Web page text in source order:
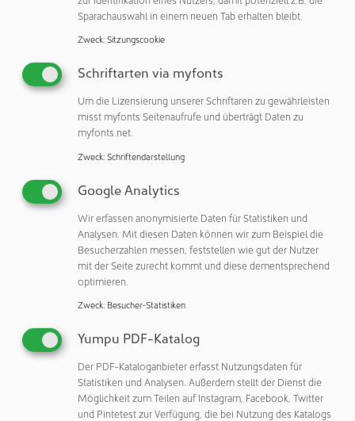
klinischen Studien von Bayer werden auch in China
durchgeführt, sowohl in den frühen als auch in den späten
Bayer mit führenden akademischen Einrichtungen wie der
Tsinghua-Universität und der Peking-Universität
zusammen, um die Umsetzung früher
Forschungsergebnisse in die Entwicklung neuer
pharmazeutischen F&E-Kapazitäten in China weiter zu
stärken. Diese Kooperationen haben zu mehr als 100
gemeinsamen Forschungsprojekten geführt und Bayer zu
einem Vorbild für kooperative Innovation im chinesischen
Pharmasektor gemacht.
Die Eröffnung des Bayer Co.Lab Shanghai unterstreicht das
anhaltende Engagement von Bayer, in China in
Innovationen zu investieren und bekräftigt die
Entschlossenheit des Unternehmens, in diesem wichtigen
Markt zu wachsen. Durch das Bayer Co.Lab wird Bayer
seine lokalen Partnerschaften fördern, um Innovationen
im Gesundheitswesen in China und weltweit
voranzutreiben.
Sparachauswahl in einem neuen Tab erhalten bleibt.
Zweck: Sitzungscookie
Schriftarten via myfonts
Um die Lizensierung unserer Schriftaren zu gewährleisten
misst myfonts Seitenaufrufe und überträgt Daten zu
myfonts.net.
Zweck: Schriftendarstellung
Google Analytics
Wir erfassen anonymisierte Daten für Statistiken und
Analysen. Mit diesen Daten können wir zum Beispiel die
Besucherzahlen messen, feststellen wie gut der Nutzer
mit der Seite zurecht kommt und diese dementsprechend
optimieren.
Zweck: Besucher-Statistiken
Yumpu PDF-Katalog
Der PDF-Kataloganbieter erfasst Nutzungsdaten für
Statistiken und Analysen. Außerdem stellt der Dienst die
Möglichkeit zum Teilen auf Instagram, Facebook, Twitter
und Pintetest zur Verfügung, die bei Nutzung des Katalogs